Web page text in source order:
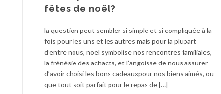
fêtes de noël?
la question peut sembler si simple et si compliquée à la
fois pour les uns et les autres mais pour la plupart
d’entre nous, noël symbolise nos rencontres familiales,
la frénésie des achacts, et l’angoisse de nous assurer
d’avoir choisi les bons cadeauxpour nos biens aimés, ou
que tout soit parfait pour le repas de […]